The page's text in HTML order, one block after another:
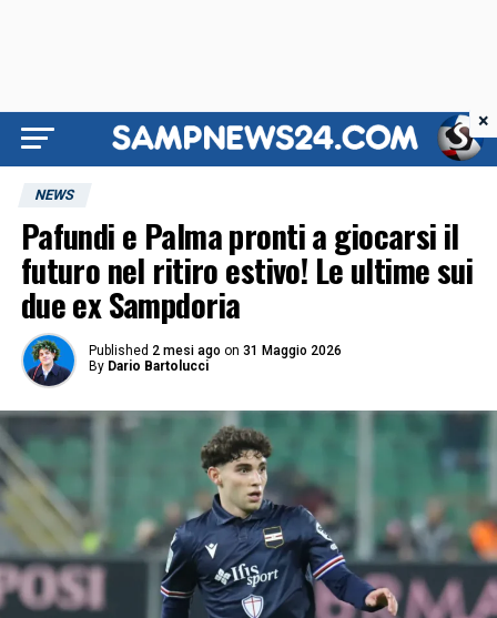
NEWS
Pafundi e Palma pronti a giocarsi il
futuro nel ritiro estivo! Le ultime sui
due ex Sampdoria
Published 2 mesi ago on 31 Maggio 2026
By Dario Bartolucci
×